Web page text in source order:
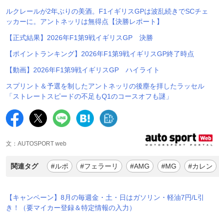
ルクレールが2年ぶりの美酒。F1イギリスGPは波乱続きでSCチェ
ッカーに。アントネッリは無得点【決勝レポート】
【正式結果】2026年F1第9戦イギリスGP 決勝
【ポイントランキング】2026年F1第9戦イギリスGP終了時点
【動画】2026年F1第9戦イギリスGP ハイライト
スプリント＆予選を制したアントネッリの後塵を拝したラッセル
「ストレートスピードの不足もQ1のコースオフも謎」
文：AUTOSPORT web
関連タグ #ルポ #フェラーリ #AMG #MG #カレン
【キャンペーン】8月の毎週金・土・日はガソリン・軽油7円/L引
き！（要マイカー登録＆特定情報の入力）